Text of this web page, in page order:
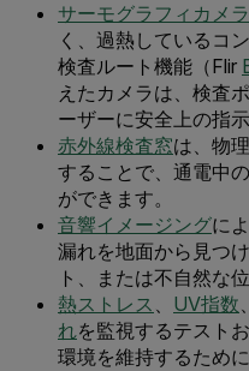
サーモグラフィカメラ
く、過熱しているコ
検査ルート機能（Flir
えたカメラは、検査
ーザーに安全上の指
赤外線検査窓は、物
することで、通電中
ができます。
音響イメージングに
漏れを地面から見つ
ト、または不自然な
熱ストレス 、 UV指数、
れを監視するテスト
環境を維持するため